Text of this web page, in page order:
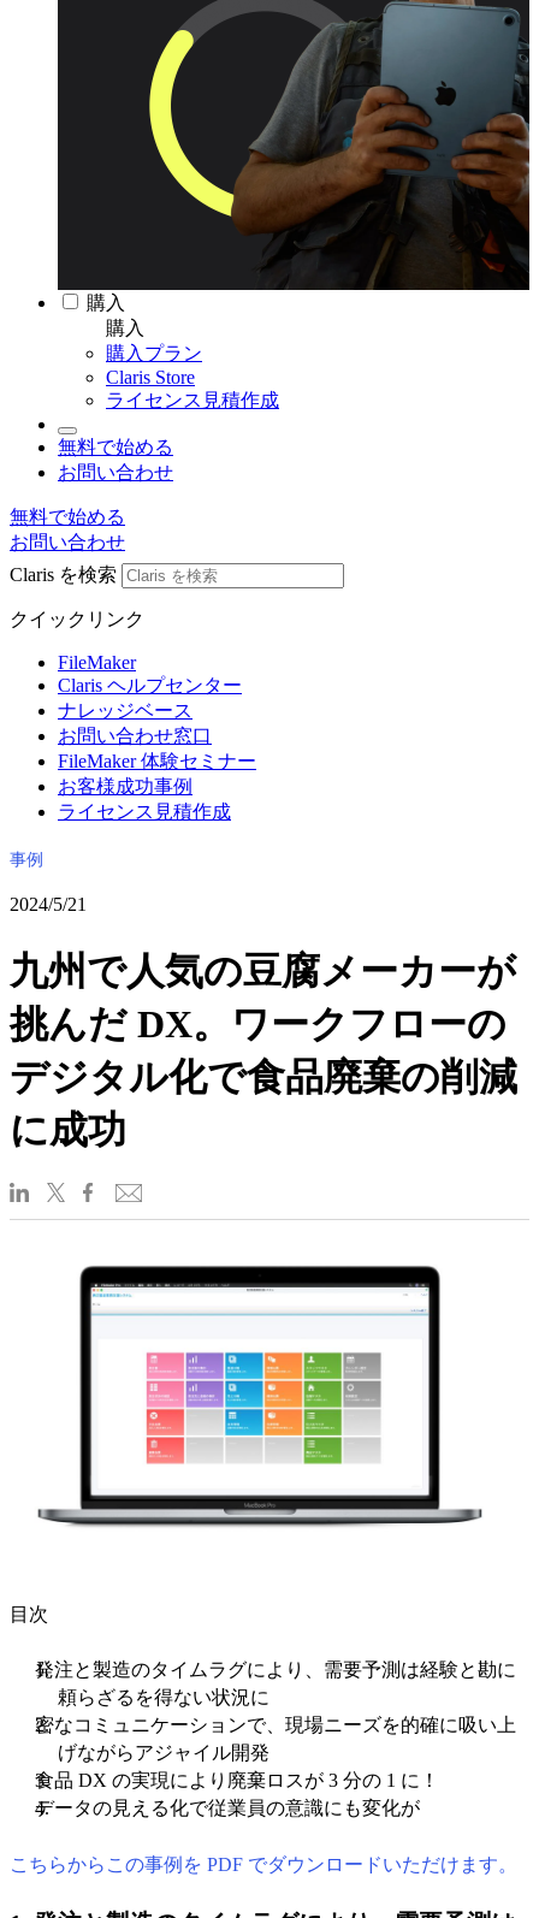
購入
購入
購入プラン
Claris Store
ライセンス見積作成
無料で始める
お問い合わせ
無料で始める
お問い合わせ
Claris を検索
クイックリンク
FileMaker
Claris ヘルプセンター
ナレッジベース
お問い合わせ窓口
FileMaker 体験セミナー
お客様成功事例
ライセンス見積作成
事例
2024/5/21
九州で人気の豆腐メーカーが
挑んだ DX。ワークフローの
デジタル化で食品廃棄の削減
に成功
目次
発注と製造のタイムラグにより、需要予測は経験と勘に
頼らざるを得ない状況に
密なコミュニケーションで、現場ニーズを的確に吸い上
げながらアジャイル開発
食品 DX の実現により廃棄ロスが 3 分の 1 に！
データの見える化で従業員の意識にも変化が
こちらからこの事例を PDF でダウンロードいただけます。